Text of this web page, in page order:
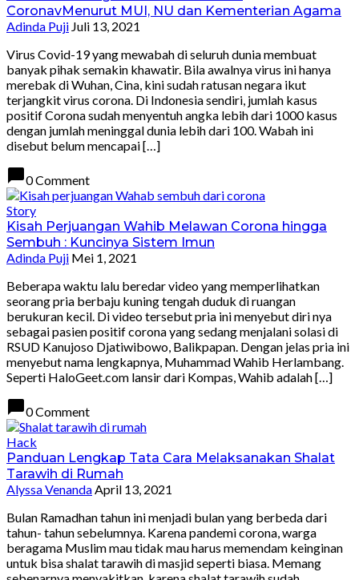
CoronavMenurut MUI, NU dan Kementerian Agama
Adinda Puji Juli 13, 2021
Virus Covid-19 yang mewabah di seluruh dunia membuat
banyak pihak semakin khawatir. Bila awalnya virus ini hanya
merebak di Wuhan, Cina, kini sudah ratusan negara ikut
terjangkit virus corona. Di Indonesia sendiri, jumlah kasus
positif Corona sudah menyentuh angka lebih dari 1000 kasus
dengan jumlah meninggal dunia lebih dari 100. Wabah ini
disebut belum mencapai […]
chat_bubble0 Comment
Story
Kisah Perjuangan Wahib Melawan Corona hingga
Sembuh : Kuncinya Sistem Imun
Adinda Puji Mei 1, 2021
Beberapa waktu lalu beredar video yang memperlihatkan
seorang pria berbaju kuning tengah duduk di ruangan
berukuran kecil. Di video tersebut pria ini menyebut diri nya
sebagai pasien positif corona yang sedang menjalani solasi di
RSUD Kanujoso Djatiwibowo, Balikpapan. Dengan jelas pria ini
menyebut nama lengkapnya, Muhammad Wahib Herlambang.
Seperti HaloGeet.com lansir dari Kompas, Wahib adalah […]
chat_bubble0 Comment
Hack
Panduan Lengkap Tata Cara Melaksanakan Shalat
Tarawih di Rumah
Alyssa VenandaApril 13, 2021
Bulan Ramadhan tahun ini menjadi bulan yang berbeda dari
tahun- tahun sebelumnya. Karena pandemi corona, warga
beragama Muslim mau tidak mau harus memendam keinginan
untuk bisa shalat tarawih di masjid seperti biasa. Memang